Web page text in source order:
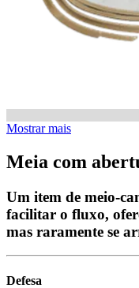
Mostrar mais
Meia com
Um item de meio-
facilitar o fluxo,
mas raramente se
Defesa